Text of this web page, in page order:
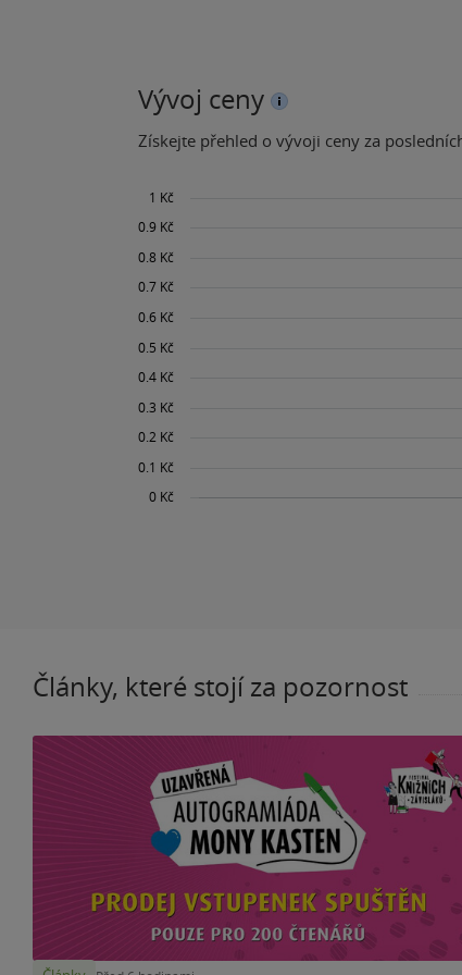
Vývoj ceny
Získejte přehled o vývoji ceny za
Články, které stojí za pozornost